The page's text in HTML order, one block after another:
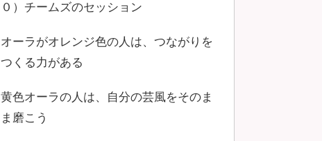
０）チームズのセッション
オーラがオレンジ色の人は、つながりを
つくる力がある
黄色オーラの人は、自分の芸風をそのま
ま磨こう